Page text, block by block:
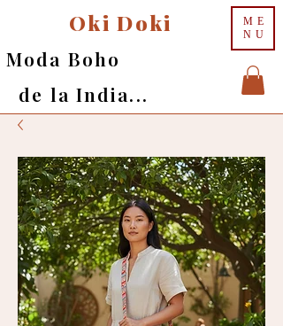
ME
NU
Oki Doki
Moda Boho
de la India...